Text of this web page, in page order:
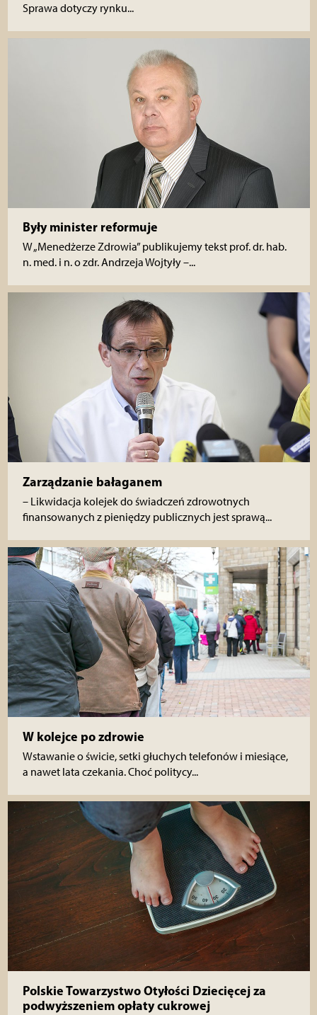
Sprawa dotyczy rynku...
Były minister reformuje
W „Menedżerze Zdrowia” publikujemy tekst prof. dr. hab.
n. med. i n. o zdr. Andrzeja Wojtyły –...
Zarządzanie bałaganem
– Likwidacja kolejek do świadczeń zdrowotnych
finansowanych z pieniędzy publicznych jest sprawą...
W kolejce po zdrowie
Wstawanie o świcie, setki głuchych telefonów i miesiące,
a nawet lata czekania. Choć politycy...
Polskie Towarzystwo Otyłości Dziecięcej za
podwyższeniem opłaty cukrowej